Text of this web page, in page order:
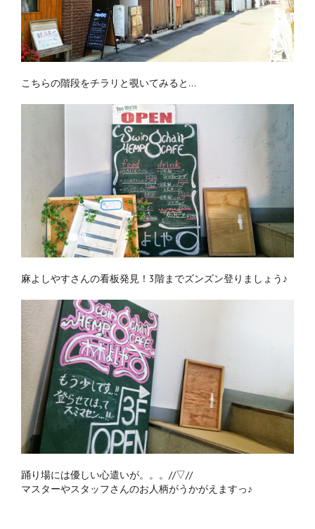
こちらの階段をチラリと覗いてみると…
麻よしやすさんの看板発見！3階までズンズン登りましょう♪
踊り場には優しい心遣いが。。。//▽//
マスターやスタッフさんのお人柄がうかがえますっ♪